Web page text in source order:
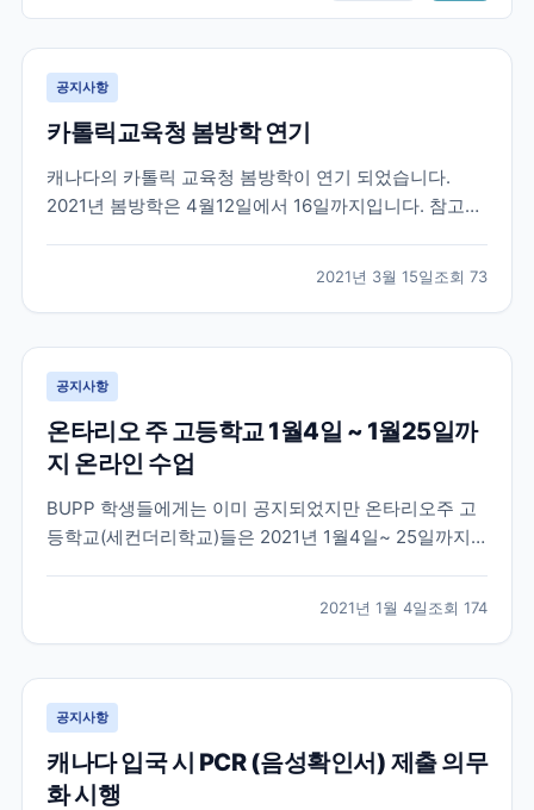
공지사항
카톨릭교육청 봄방학 연기
캐나다의 카톨릭 교육청 봄방학이 연기 되었습니다.
2021년 봄방학은 4월12일에서 16일까지입니다. 참고부
2021년 3월 15일조회 73
공지사항
온타리오 주 고등학교 1월4일 ~ 1월25일까
지 온라인 수업
BUPP 학생들에게는 이미 공지되었지만 온타리오주 고
등학교(세컨더리학교)들은 2021년 1월4일~ 25일까지
2021년 1월 4일조회 174
공지사항
캐나다 입국 시 PCR (음성확인서) 제출 의무
화 시행